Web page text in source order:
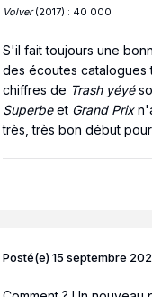
Volver(2017) : 40 000
S'il fait toujours une
des écoutes catalogues
chiffres de Trash yéyé
Superbeet Grand Prix
très, très bon début pour
Posté(e)15 septembre